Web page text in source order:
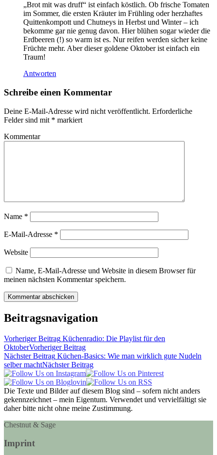
„Brot mit was druff“ ist einfach köstlich. Ob frische Tomaten
im Sommer, die ersten Kräuter im Frühling oder herzhaftes
Quittenkompott und Chutneys in Herbst und Winter – ich
bekomme gar nie genug davon. Hier blühen sogar wieder die
Erdbeeren (!) so warm ist es. Nur reifen werden sicher keine
Früchte mehr. Aber dieser goldene Oktober ist einfach ein
Traum!
Antworten
Schreibe einen Kommentar
Deine E-Mail-Adresse wird nicht veröffentlicht. Erforderliche
Felder sind mit * markiert
Kommentar
Name *
E-Mail-Adresse *
Website
Name, E-Mail-Adresse und Website in diesem Browser für
meinen nächsten Kommentar speichern.
Beitragsnavigation
Vorheriger Beitrag Küchenradio: Die Playlist für den
OktoberVorheriger Beitrag
Nächster Beitrag Küchen-Basics: Wie man wirklich gute Nudeln
selber machtNächster Beitrag
Die Texte und Bilder auf diesem Blog sind – sofern nicht anders
gekennzeichnet – mein Eigentum. Verwendet und vervielfältigt sie
daher bitte nicht ohne meine Zustimmung.
Chestnut & Sage
Imprint